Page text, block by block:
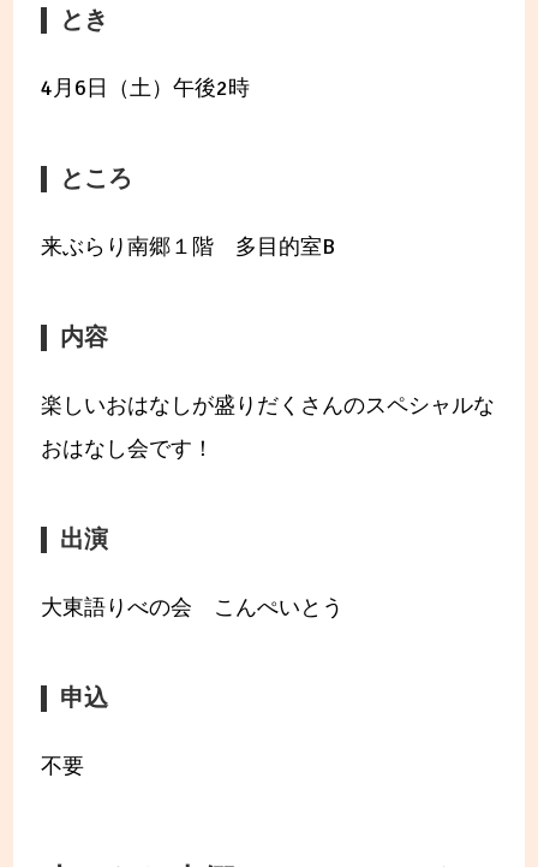
とき
4月6日（土）午後2時
ところ
来ぶらり南郷１階 多目的室B
内容
楽しいおはなしが盛りだくさんのスペシャルな
おはなし会です！
出演
大東語りべの会 こんぺいとう
申込
不要